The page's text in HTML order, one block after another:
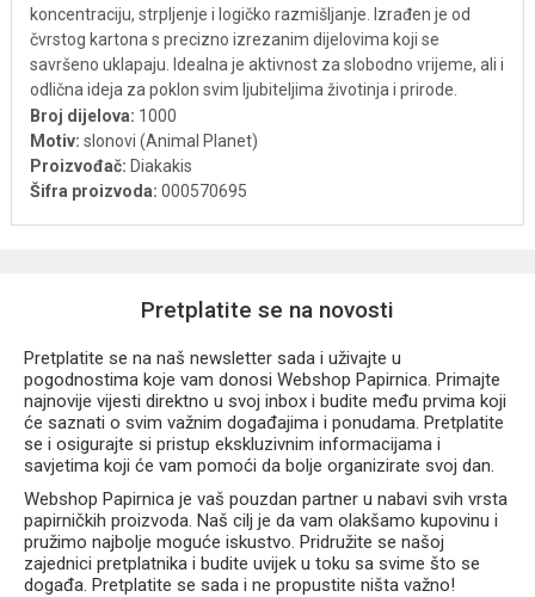
koncentraciju, strpljenje i logičko razmišljanje. Izrađen je od
čvrstog kartona s precizno izrezanim dijelovima koji se
savršeno uklapaju. Idealna je aktivnost za slobodno vrijeme, ali i
odlična ideja za poklon svim ljubiteljima životinja i prirode.
Broj dijelova: 1000
Motiv: slonovi (Animal Planet)
Proizvođač: Diakakis
Šifra proizvoda: 000570695
Pretplatite se na novosti
Pretplatite se na naš newsletter sada i uživajte u
pogodnostima koje vam donosi Webshop Papirnica. Primajte
najnovije vijesti direktno u svoj inbox i budite među prvima koji
će saznati o svim važnim događajima i ponudama. Pretplatite
se i osigurajte si pristup ekskluzivnim informacijama i
savjetima koji će vam pomoći da bolje organizirate svoj dan.
Webshop Papirnica je vaš pouzdan partner u nabavi svih vrsta
papirničkih proizvoda. Naš cilj je da vam olakšamo kupovinu i
pružimo najbolje moguće iskustvo. Pridružite se našoj
zajednici pretplatnika i budite uvijek u toku sa svime što se
događa. Pretplatite se sada i ne propustite ništa važno!